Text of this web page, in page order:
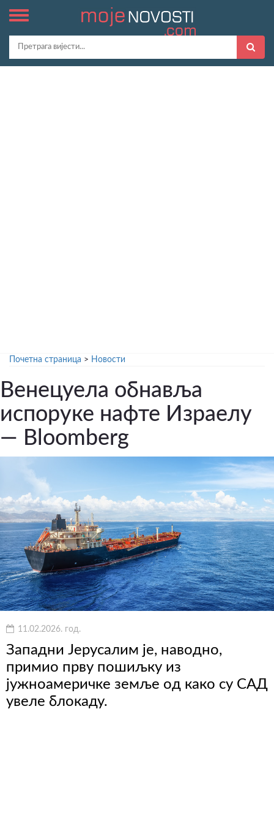
Почетна страница > Новости
Венецуела обнавља
испоруке нафте Израелу
— Bloomberg
11.02.2026. год.
Западни Јерусалим је, наводно,
примио прву пошиљку из
јужноамеричке земље од како су САД
увеле блокаду.